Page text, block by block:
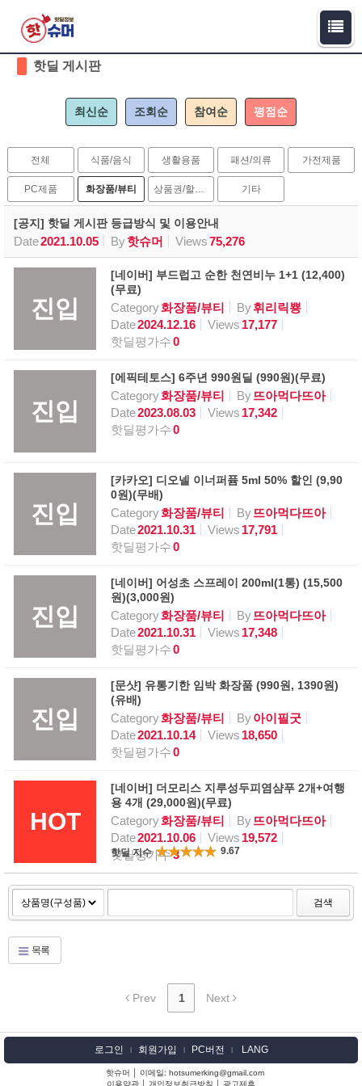
핫딜 게시판
최신순 조회순 참여순 평점순
전체 식품/음식 생활용품 패션/의류 가전제품
PC제품 화장품/뷰티 상품권/할인권 기타
[공지] 핫딜 게시판 등급방식 및 이용안내
Date2021.10.05 By핫슈머 Views75,276
진입
[네이버] 부드럽고 순한 천연비누 1+1 (12,400)
(무료)
Category화장품/뷰티 By휘리릭뿅
Date2024.12.16 Views 17,177
핫딜평가수0
진입
[에픽테토스] 6주년 990원딜 (990원)(무료)
Category화장품/뷰티 By뜨아먹다뜨아
Date2023.08.03 Views 17,342
핫딜평가수0
진입
[카카오] 디오넬 이너퍼퓸 5ml 50% 할인 (9,90
0원)(무배)
Category화장품/뷰티 By뜨아먹다뜨아
Date2021.10.31 Views 17,791
핫딜평가수0
진입
[네이버] 어성초 스프레이 200ml(1통) (15,500
원)(3,000원)
Category화장품/뷰티 By뜨아먹다뜨아
Date2021.10.31 Views 17,348
핫딜평가수0
진입
[문샷] 유통기한 임박 화장품 (990원, 1390원)
(유배)
Category화장품/뷰티 By아이필굿
Date2021.10.14 Views 18,650
핫딜평가수0
HOT
[네이버] 더모리스 지루성두피염샴푸 2개+여행
용 4개 (29,000원)(무료)
Category화장품/뷰티 By뜨아먹다뜨아
Date2021.10.06 Views 19,572
핫딜평가수3
핫딜 지수 9.67
검색
목록
Prev 1 Next
로그인 l 회원가입 l PC버전 l LANG
핫슈머 │ 이메일: hotsumerking@gmail.com
이용약관
개인정보취급방침 광고제휴